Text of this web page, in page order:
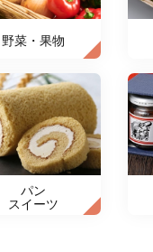
野菜・果物
パン
スイーツ